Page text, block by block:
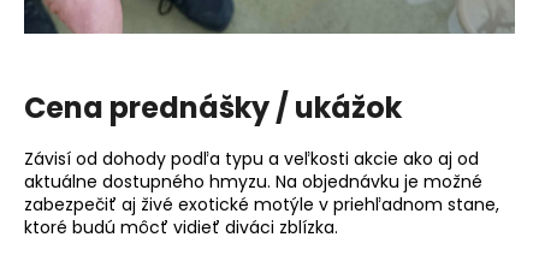
Cena prednášky / ukážok
Závisí od dohody podľa typu a veľkosti akcie ako aj od
aktuálne dostupného hmyzu. Na objednávku je možné
zabezpečiť aj živé exotické motýle v priehľadnom stane,
ktoré budú môcť vidieť diváci zblízka.